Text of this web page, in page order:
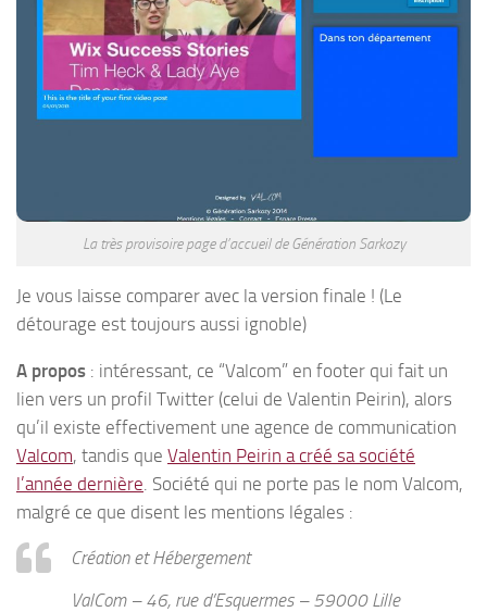
La très provisoire page d’accueil de Génération Sarkozy
Je vous laisse comparer avec la version finale ! (Le
détourage est toujours aussi ignoble)
A propos : intéressant, ce “Valcom” en footer qui fait un
lien vers un profil Twitter (celui de Valentin Peirin), alors
qu’il existe effectivement une agence de communication
Valcom, tandis que Valentin Peirin a créé sa société
l’année dernière . Société qui ne porte pas le nom Valcom,
malgré ce que disent les mentions légales :
Création et Hébergement
ValCom – 46, rue d’Esquermes – 59000 Lille